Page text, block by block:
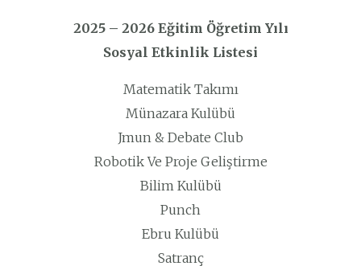
2025 – 2026 Eğitim Öğretim Yılı
Sosyal Etkinlik Listesi
Matematik Takımı
Münazara Kulübü
Jmun & Debate Club
Robotik Ve Proje Geliştirme
Bilim Kulübü
Punch
Ebru Kulübü
Satranç